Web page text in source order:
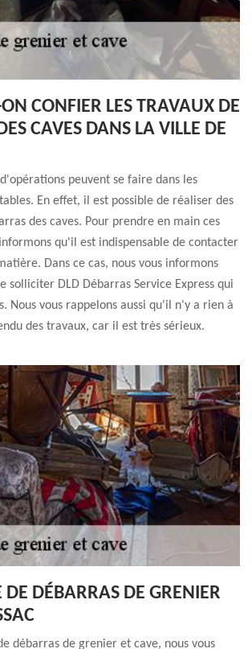
CONFIER LES TRAVAUX DE
CAVES DANS LA VILLE DE
peuvent se faire dans les
En effet, il est possible de réaliser des
des caves. Pour prendre en main ces
qu'il est indispensable de contacter
Dans ce cas, nous vous informons
solliciter DLD Débarras Service Express qui
Nous vous rappelons aussi qu'il n'y a rien à
des travaux, car il est très sérieux.
DE DÉBARRAS DE GRENIER
débarras de grenier et cave, nous vous